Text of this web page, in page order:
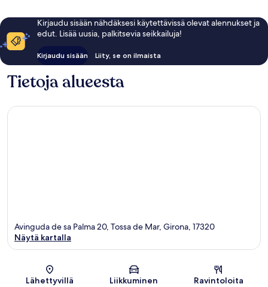
Kirjaudu sisään nähdäksesi käytettävissä olevat alennukset ja
edut. Lisää uusia, palkitsevia seikkailuja!
Kirjaudu sisään Liity, se on ilmaista
Tietoja alueesta
Kartta
Avinguda de sa Palma 20, Tossa de Mar, Girona, 17320
Näytä kartalla
Lähettyvillä Liikkuminen Ravintoloita